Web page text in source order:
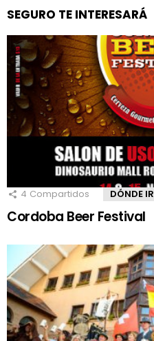
SEGURO TE INTERESARÁ
4 Compartidos DÓNDE IR
Cordoba Beer Festival